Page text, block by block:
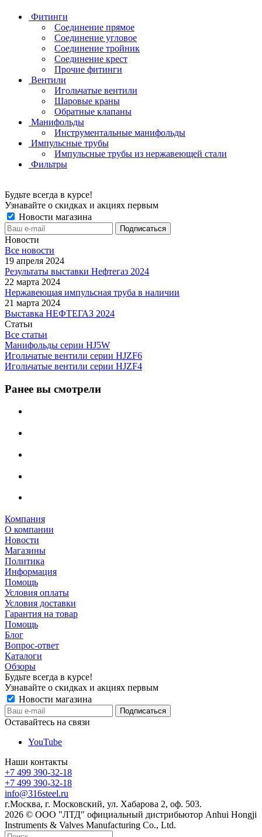
Фитинги
Соединение прямое
Соединение угловое
Соединение тройник
Соединение крест
Прочие фитинги
Вентили
Игольчатые вентили
Шаровые краны
Обратные клапаны
Манифольды
Инструментальные манифольды
Импульсные трубы
Импульсные трубы из нержавеющей стали
Фильтры
Будьте всегда в курсе!
Узнавайте о скидках и акциях первым
Новости магазина
Новости
Все новости
19 апреля 2024
Результаты выставки Нефтегаз 2024
22 марта 2024
Нержавеющая импульсная труба в наличии
21 марта 2024
Выставка НЕФТЕГАЗ 2024
Статьи
Все статьи
Манифольды серии HJ5W
Игольчатые вентили серии HJZF6
Игольчатые вентили серии HJZF4
Ранее вы смотрели
Компания
О компании
Новости
Магазины
Политика
Информация
Помощь
Условия оплаты
Условия доставки
Гарантия на товар
Помощь
Блог
Вопрос-ответ
Каталоги
Обзоры
Будьте всегда в курсе!
Узнавайте о скидках и акциях первым
Новости магазина
Оставайтесь на связи
YouTube
Наши контакты
+7 499 390-32-18
+7 499 390-32-18
info@316steel.ru
г.Москва, г. Московский, ул. Хабарова 2, оф. 503.
2026 © ООО "ЛТД" официальный дистрибьютор Anhui Hongji
Instruments & Valves Manufacturing Co., Ltd.